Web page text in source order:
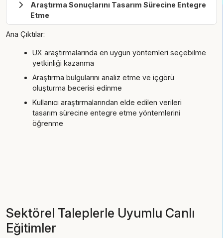
Araştırma Sonuçlarını Tasarım Sürecine Entegre
Etme
Ana Çıktılar:
UX araştırmalarında en uygun yöntemleri seçebilme
yetkinliği kazanma
Araştırma bulgularını analiz etme ve içgörü
oluşturma becerisi edinme
Kullanıcı araştırmalarından elde edilen verileri
tasarım sürecine entegre etme yöntemlerini
öğrenme
Sektörel Taleplerle Uyumlu Canlı
Eğitimler